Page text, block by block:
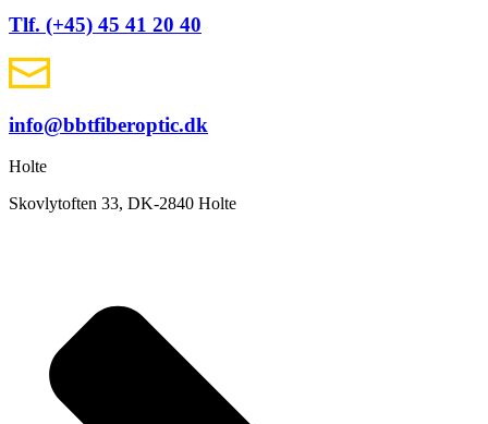
Tlf. (+45) 45 41 20 40
info@bbtfiberoptic.dk
Holte
Skovlytoften 33, DK-2840 Holte